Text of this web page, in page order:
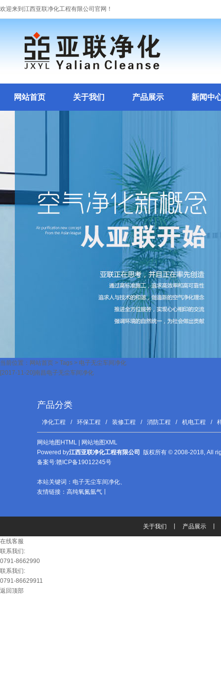
欢迎来到江西亚联净化工程有限公司官网！
网站首页 关于我们 产品展示 新闻中
当前位置： 网站首页 > Tags > 电子无尘车间净化
[2017-11-20]南昌电子无尘车间净化
产品分类
净化工程 / 环保工程 / 装修工程 / 消防工程 / 机电工程 /
网站地图HTML
网站地图XML
Powered by江西亚联净化工程有限公司
版权所有 © 2008-2018, All
备案号:赣ICP备19012245号
本站关键词： 电子无尘车间净化、
友情链接： 高纯氧氮氩气
关于我们 产品展示
在线客服
联系我们:
0791-8662990
联系我们:
0791-86629911
返回顶部